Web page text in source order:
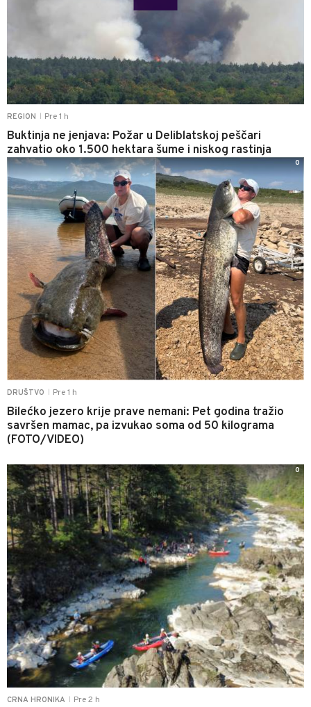
REGION Pre 1 h
Buktinja ne jenjava: Požar u Deliblatskoj peščari
zahvatio oko 1.500 hektara šume i niskog rastinja
DRUŠTVO Pre 1 h
Bilećko jezero krije prave nemani: Pet godina tražio
savršen mamac, pa izvukao soma od 50 kilograma
(FOTO/VIDEO)
0
CRNA HRONIKA Pre 2 h
0